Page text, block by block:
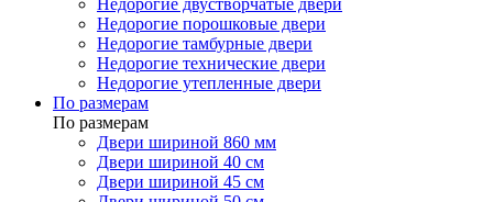
Недорогие двустворчатые двери
Недорогие порошковые двери
Недорогие тамбурные двери
Недорогие технические двери
Недорогие утепленные двери
По размерам
По размерам
Двери шириной 860 мм
Двери шириной 40 см
Двери шириной 45 см